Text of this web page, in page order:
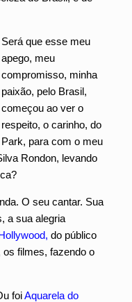
Será que esse meu
apego, meu
compromisso, minha
paixão, pelo Brasil,
começou ao ver o
respeito, o carinho, do
para com o meu
Rondon, levando
O seu cantar. Sua
a sua alegria
do público
filmes, fazendo o
foiAquarela do